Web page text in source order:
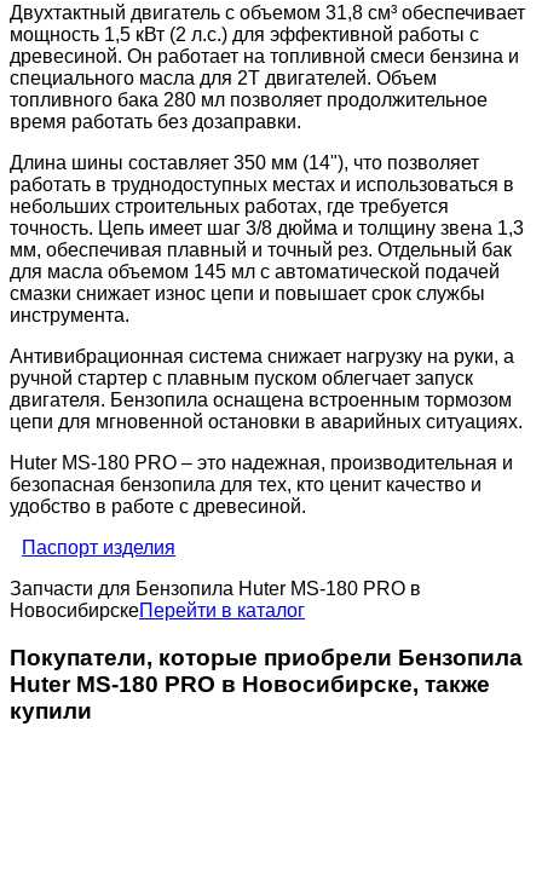
Двухтактный двигатель с объемом 31,8 см³ обеспечивает
мощность 1,5 кВт (2 л.с.) для эффективной работы с
древесиной. Он работает на топливной смеси бензина и
специального масла для 2Т двигателей. Объем
топливного бака 280 мл позволяет продолжительное
время работать без дозаправки.
Длина шины составляет 350 мм (14"), что позволяет
работать в труднодоступных местах и использоваться в
небольших строительных работах, где требуется
точность. Цепь имеет шаг 3/8 дюйма и толщину звена 1,3
мм, обеспечивая плавный и точный рез. Отдельный бак
для масла объемом 145 мл с автоматической подачей
смазки снижает износ цепи и повышает срок службы
инструмента.
Антивибрационная система снижает нагрузку на руки, а
ручной стартер с плавным пуском облегчает запуск
двигателя. Бензопила оснащена встроенным тормозом
цепи для мгновенной остановки в аварийных ситуациях.
Huter MS-180 PRO – это надежная, производительная и
безопасная бензопила для тех, кто ценит качество и
удобство в работе с древесиной.
Паспорт изделия
Запчасти для Бензопила Huter MS-180 PRO в
НовосибирскеПерейти в каталог
Покупатели, которые приобрели Бензопила
Huter MS-180 PRO в Новосибирске, также
купили